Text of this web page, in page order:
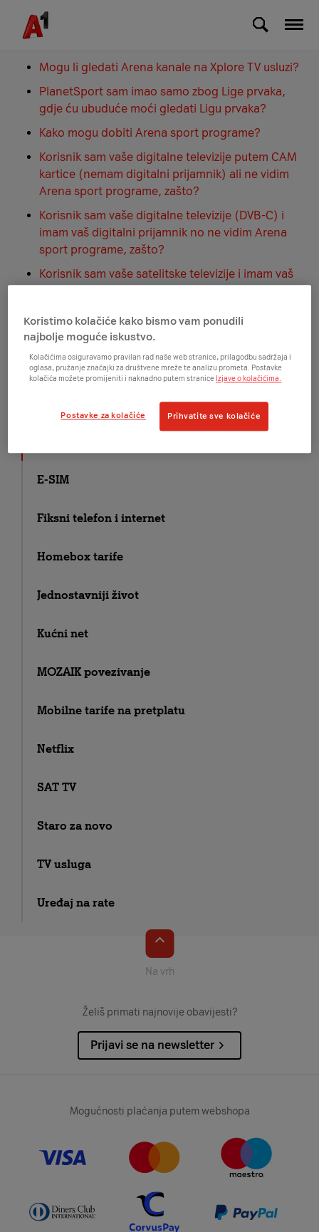
Skip to Main Content
Arena Sport
Mogu li gledati Arena kanale na Xplore TV usluzi?
PlanetSport sam imao samo zbog Lige prvaka,
gdje ću ubuduće moći gledati Ligu prvaka?
Kako mogu dobiti Arena sport programe?
Korisnik sam vaše digitalne televizije putem CAM
kartice (nemam digitalni prijamnik) ali ne vidim
Arena sport programe, zašto?
Korisnik sam vaše digitalne televizije (DVB-C) i
imam vaš digitalni prijamnik no ne vidim Arena
sport programe, zašto?
Korisnik sam vaše satelitske televizije i imam vaš
5G
E-SIM
Fiksni telefon i internet
Homebox tarife
Jednostavniji život
Kućni net
MOZAIK povezivanje
Mobilne tarife na pretplatu
Netflix
SAT TV
Staro za novo
TV usluga
Uređaj na rate
Na vrh
Želiš primati najnovije obavijesti?
Prijavi se na newsletter
Mogućnosti plaćanja putem webshopa
Koristimo kolačiće kako bismo vam ponudili
najbolje moguće iskustvo.
Kolačićima osiguravamo pravilan rad naše web stranice, prilagodbu sadržaja i
oglasa, pružanje značajki za društvene mreže te analizu prometa. Postavke
kolačića možete promijeniti i naknadno putem stranice Izjave o kolačićima.
Postavke za kolačiće Prihvatite sve kolačiće